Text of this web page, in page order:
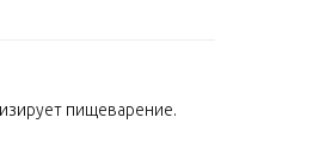
пищеварение.